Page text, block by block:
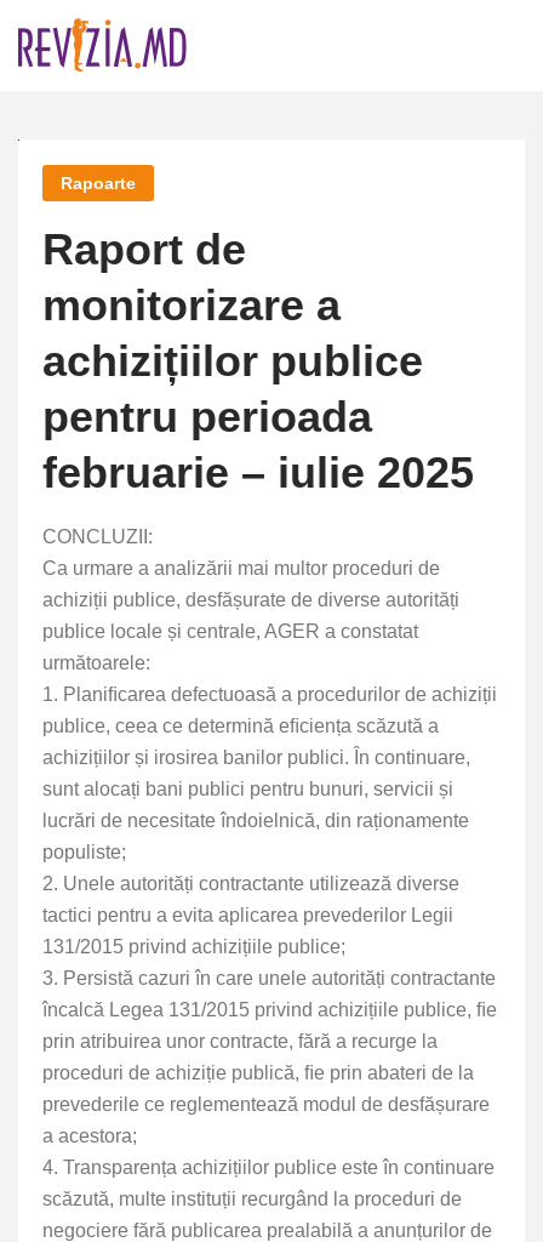
Rapoarte
Raport de
monitorizare a
achizițiilor publice
pentru perioada
februarie – iulie 2025
CONCLUZII:
Ca urmare a analizării mai multor proceduri de
achiziții publice, desfășurate de diverse autorități
publice locale și centrale, AGER a constatat
următoarele:
1. Planiﬁcarea defectuoasă a procedurilor de achiziții
publice, ceea ce determină eﬁciența scăzută a
achizițiilor și irosirea banilor publici. În continuare,
sunt alocați bani publici pentru bunuri, servicii și
lucrări de necesitate îndoielnică, din raționamente
populiste;
2. Unele autorități contractante utilizează diverse
tactici pentru a evita aplicarea prevederilor Legii
131/2015 privind achizițiile publice;
3. Persistă cazuri în care unele autorități contractante
încalcă Legea 131/2015 privind achizițiile publice, ﬁe
prin atribuirea unor contracte, fără a recurge la
proceduri de achiziție publică, ﬁe prin abateri de la
prevederile ce reglementează modul de desfășurare
a acestora;
4. Transparența achizițiilor publice este în continuare
scăzută, multe instituții recurgând la proceduri de
negociere fără publicarea prealabilă a anunțurilor de